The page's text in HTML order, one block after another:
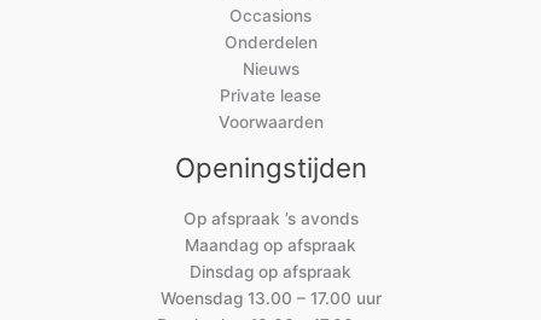
Occasions
Onderdelen
Nieuws
Private lease
Voorwaarden
Openingstijden
Op afspraak ’s avonds
Maandag op afspraak
Dinsdag op afspraak
Woensdag 13.00 – 17.00 uur